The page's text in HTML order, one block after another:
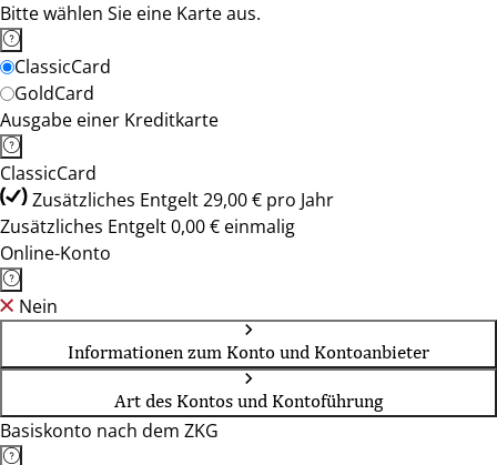
Bitte wählen Sie eine Karte aus.
ClassicCard
GoldCard
Ausgabe einer Kreditkarte
ClassicCard
Zusätzliches Entgelt 29,00 € pro Jahr
Zusätzliches Entgelt 0,00 € einmalig
Online-Konto
Nein
Informationen zum Konto und Kontoanbieter
Art des Kontos und Kontoführung
Basiskonto nach dem ZKG